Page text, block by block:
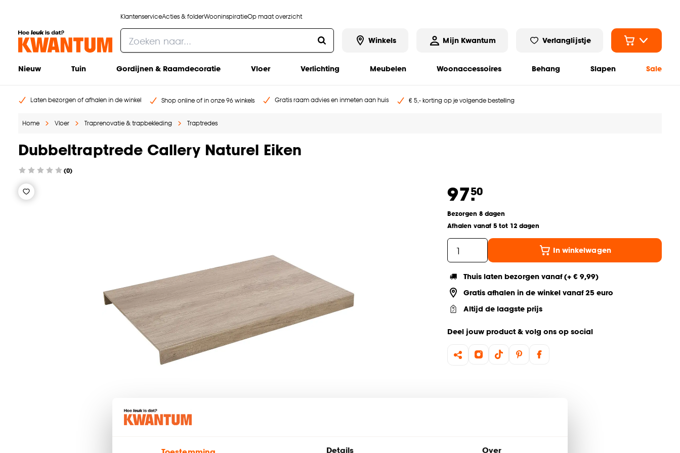
Details Over
KlantenserviceActies & folderWooninspiratieOp maat overzicht
Winkels Mijn Kwantum Verlanglijstje
Nieuw Tuin Gordijnen & Raamdecoratie Vloer Verlichting Meubelen Woonaccessoires Behang Slapen Sale
Laten bezorgen of afhalen in de winkel Shop online of in onze 96 winkels Gratis raam advies en inmeten aan huis € 5,- korting op je volgende bestelling
Home Vloer Traprenovatie & trapbekleding Traptredes
Dubbeltraptrede Callery Naturel Eiken
(0)
97.50
Bezorgen 8 dagen
Afhalen vanaf 5 tot 12 dagen
In winkelwagen
Thuis laten bezorgen vanaf (+ € 9,99)
Gratis afhalen in de winkel vanaf 25 euro
Altijd de laagste prijs
Deel jouw product & volg ons op social